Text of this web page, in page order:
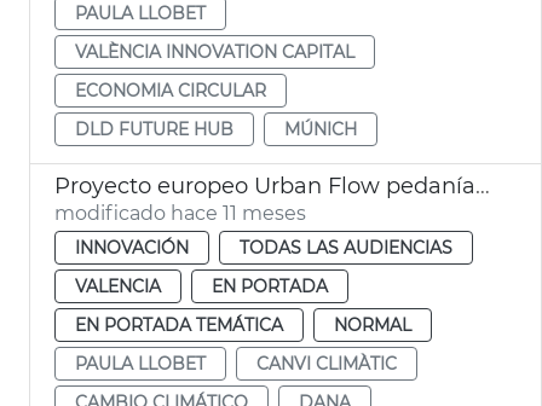
PAULA LLOBET
VALÈNCIA INNOVATION CAPITAL
ECONOMIA CIRCULAR
DLD FUTURE HUB
MÚNICH
Proyecto europeo Urban Flow pedanías Sur resilientes cambio climático
modificado hace 11 meses
INNOVACIÓN
TODAS LAS AUDIENCIAS
VALENCIA
EN PORTADA
EN PORTADA TEMÁTICA
NORMAL
PAULA LLOBET
CANVI CLIMÀTIC